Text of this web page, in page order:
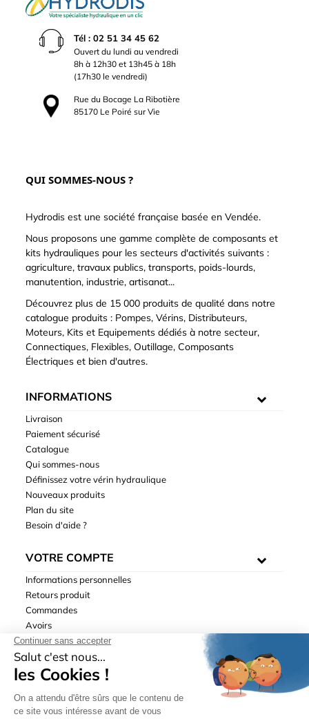
Tél : 02 51 34 45 62
Ouvert du lundi au vendredi
8h à 12h30 et 13h45 à 18h
(17h30 le vendredi)
Rue du Bocage La Ribotière
85170 Le Poiré sur Vie
QUI SOMMES-NOUS ?
Hydrodis est une société française basée en Vendée.
Nous proposons une gamme complète de composants et
kits hydrauliques pour les secteurs d'activités suivants :
agriculture, travaux publics, transports, poids-lourds,
manutention, industrie, artisanat...
Découvrez plus de 15 000 produits de qualité dans notre
catalogue produits : Pompes, Vérins, Distributeurs,
Moteurs, Kits et Equipements dédiés à notre secteur,
Connectiques, Flexibles, Outillage, Composants
Électriques et bien d'autres.
INFORMATIONS
Livraison
Paiement sécurisé
Catalogue
Qui sommes-nous
Définissez votre vérin hydraulique
Nouveaux produits
Plan du site
Besoin d'aide ?
VOTRE COMPTE
Informations personnelles
Retours produit
Commandes
Avoirs
Adresses
Bons de réduction